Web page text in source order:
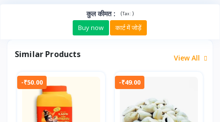
कुल कीमत: (Tax :)
Buy now कार्ट में जोड़ें
Similar Products View All
-₹50.00 -₹49.00